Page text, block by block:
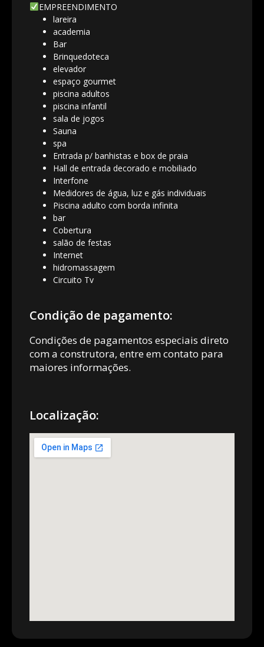
EMPREENDIMENTO
lareira
academia
Bar
Brinquedoteca
elevador
espaço gourmet
piscina adultos
piscina infantil
sala de jogos
Sauna
spa
Entrada p/ banhistas e box de praia
Hall de entrada decorado e mobiliado
Interfone
Medidores de água, luz e gás individuais
Piscina adulto com borda infinita
bar
Cobertura
salão de festas
Internet
hidromassagem
Circuito Tv
Condição de pagamento:
Condições de pagamentos especiais direto
com a construtora, entre em contato para
maiores informações.
Localização: